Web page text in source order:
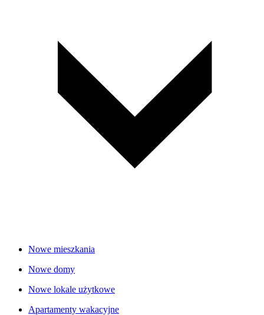
Nowe mieszkania
Nowe domy
Nowe lokale użytkowe
Apartamenty wakacyjne